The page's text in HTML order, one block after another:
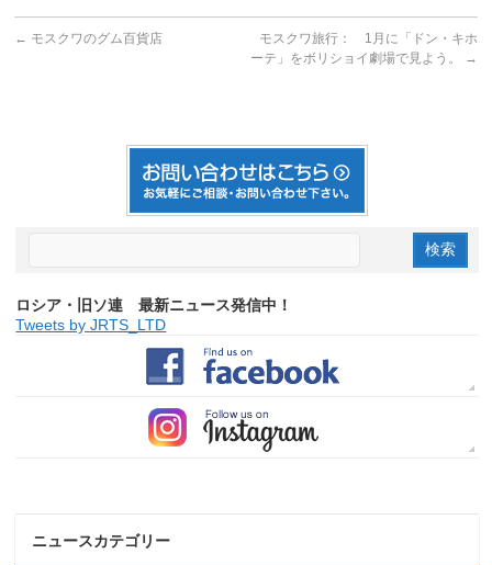
← モスクワのグム百貨店
モスクワ旅行： 1月に「ドン・キホ
ーテ」をボリショイ劇場で見よう。
→
ロシア・旧ソ連 最新ニュース発信中！
Tweets by JRTS_LTD
ニュースカテゴリー